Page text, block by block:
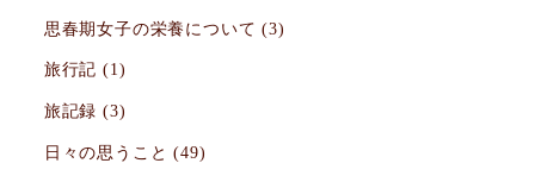
思春期女子の栄養について (3)
旅行記 (1)
旅記録 (3)
日々の思うこと (49)